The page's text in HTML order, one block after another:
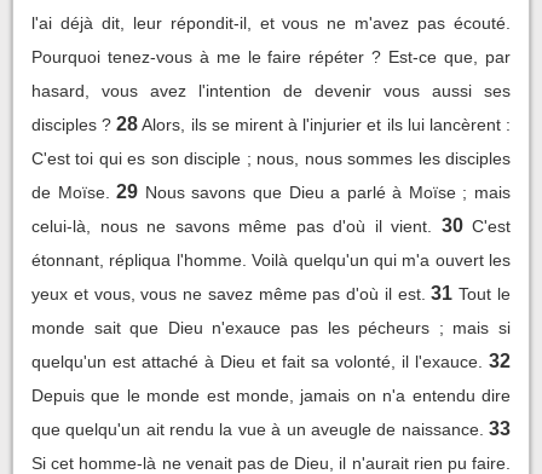
l'ai déjà dit, leur répondit-il, et vous ne m'avez pas écouté.
Pourquoi tenez-vous à me le faire répéter ? Est-ce que, par
hasard, vous avez l'intention de devenir vous aussi ses
disciples ? 28 Alors, ils se mirent à l'injurier et ils lui lancèrent :
C'est toi qui es son disciple ; nous, nous sommes les disciples
de Moïse. 29 Nous savons que Dieu a parlé à Moïse ; mais
celui-là, nous ne savons même pas d'où il vient.
30 C'est
étonnant, répliqua l'homme. Voilà quelqu'un qui m'a ouvert les
yeux et vous, vous ne savez même pas d'où il est. 31 Tout le
monde sait que Dieu n'exauce pas les pécheurs ; mais si
quelqu'un est attaché à Dieu et fait sa volonté, il l'exauce. 32
Depuis que le monde est monde, jamais on n'a entendu dire
que quelqu'un ait rendu la vue à un aveugle de naissance. 33
Si cet homme-là ne venait pas de Dieu, il n'aurait rien pu faire.